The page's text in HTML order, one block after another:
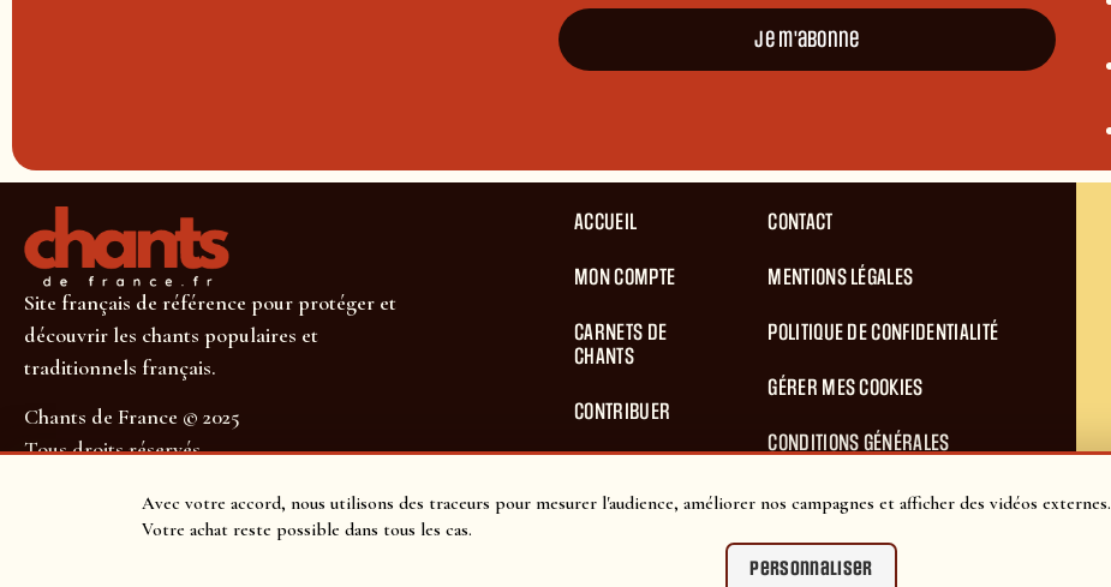
Avec votre accord, nous utilisons des traceurs pour mesurer l'audience, améliorer nos campagnes et afficher des vidéos externes.
Votre achat reste possible dans tous les cas.
Personnaliser
Je m'abonne
Site français de référence pour protéger et
découvrir les chants populaires et
traditionnels français.
Chants de France © 2025
Tous droits réservés
SUIVEZ-NOUS POUR NE RIEN MANQUER !
ACCUEIL
MON COMPTE
CARNETS DE
CHANTS
CONTRIBUER
CONTACT
MENTIONS LÉGALES
POLITIQUE DE CONFIDENTIALITÉ
GÉRER MES COOKIES
CONDITIONS GÉNÉRALES
CONDITIONS GÉNÉRALES DE VENTES